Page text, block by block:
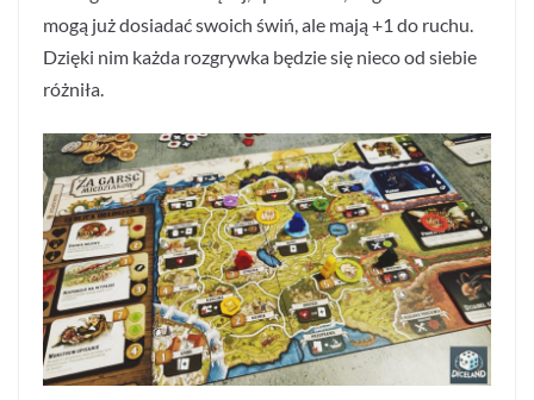
mogą już dosiadać swoich świń, ale mają +1 do ruchu.
Dzięki nim każda rozgrywka będzie się nieco od siebie
różniła.